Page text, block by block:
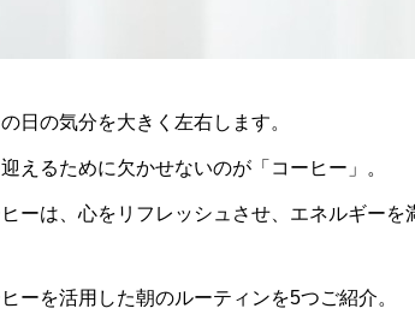
日の気分を大きく左右します。
えるために欠かせないのが「コーヒー」。
ーは、心をリフレッシュさせ、エネルギー
ーを活用した朝のルーティンを5つご紹介。